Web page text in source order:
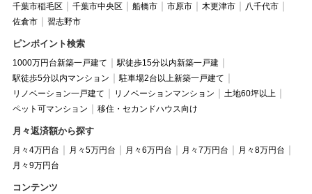
千葉市稲毛区
千葉市中央区 船橋市 市原市 木更津市
八千代市
佐倉市
習志野市
ピンポイント検索
1000万円台新築一戸建て
駅徒歩15分以内新築一戸建
駅徒歩5分以内マンション
駐車場2台以上新築一戸建て
リノベーション一戸建て
リノベーションマンション
土地60坪以上
ペット可マンション
移住・セカンドハウス向け
月々返済額から探す
月々4万円台 月々5万円台 月々6万円台 月々7万円台
月々8万円台
月々9万円台
コンテンツ